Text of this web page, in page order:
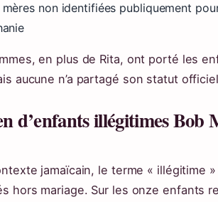
mères non identifiées publiquement
en plus de Rita, ont porté les
aucune n’a partagé son statut
d’enfants illégitimes Bob
jamaïcain, le terme « illégitime
hors mariage. Sur les onze enfants